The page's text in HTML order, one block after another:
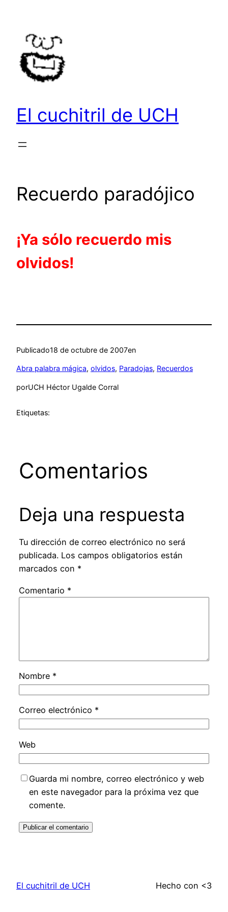
contenido
El cuchitril de UCH
Recuerdo paradójico
¡Ya sólo recuerdo mis
olvidos!
Publicado18 de octubre de 2007en
Abra palabra mágica, olvidos, Paradojas, Recuerdos
porUCH Héctor Ugalde Corral
Etiquetas:
Comentarios
Deja una respuesta
Tu dirección de correo electrónico no será
publicada. Los campos obligatorios están
marcados con *
Comentario *
Nombre *
Correo electrónico *
Web
Guarda mi nombre, correo electrónico y web
en este navegador para la próxima vez que
comente.
El cuchitril de UCH Hecho con <3